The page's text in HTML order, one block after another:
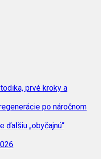
prvé kroky a
po náročnom
ďalšiu „obyčajnú“